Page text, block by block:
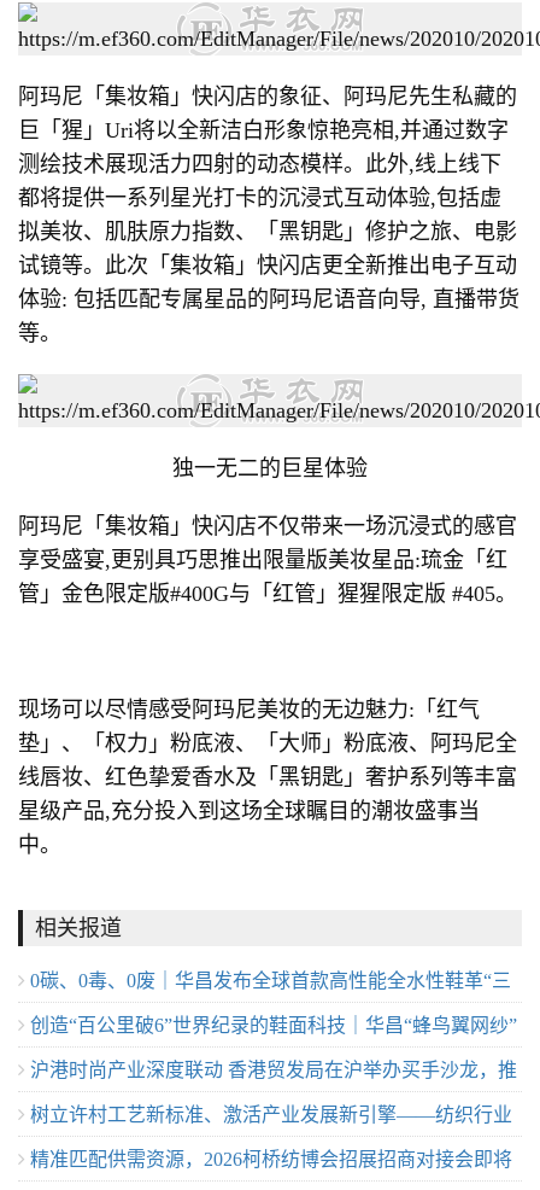
阿玛尼「集妆箱」快闪店的象征、阿玛尼先生私藏的
巨「猩」Uri将以全新洁白形象惊艳亮相,并通过数字
测绘技术展现活力四射的动态模样。此外,线上线下
都将提供一系列星光打卡的沉浸式互动体验,包括虚
拟美妆、肌肤原力指数、「黑钥匙」修护之旅、电影
试镜等。此次「集妆箱」快闪店更全新推出电子互动
体验: 包括匹配专属星品的阿玛尼语音向导, 直播带货
等。
独一无二的巨星体验
阿玛尼「集妆箱」快闪店不仅带来一场沉浸式的感官
享受盛宴,更别具巧思推出限量版美妆星品:琉金「红
管」金色限定版#400G与「红管」猩猩限定版 #405。
现场可以尽情感受阿玛尼美妆的无边魅力:「红气
垫」、「权力」粉底液、「大师」粉底液、阿玛尼全
线唇妆、红色挚爱香水及「黑钥匙」奢护系列等丰富
星级产品,充分投入到这场全球瞩目的潮妆盛事当
中。
相关报道
0碳、0毒、0废｜华昌发布全球首款高性能全水性鞋革“三
零生态皮”
创造“百公里破6”世界纪录的鞋面科技｜华昌“蜂鸟翼网纱”
定义极致轻量
沪港时尚产业深度联动 香港贸发局在沪举办买手沙龙，推
动业界交流
树立许村工艺新标准、激活产业发展新引擎——纺织行业
服装制版师/缝纫工（服装制作工）职业技能竞赛许村选拔
精准匹配供需资源，2026柯桥纺博会招展招商对接会即将